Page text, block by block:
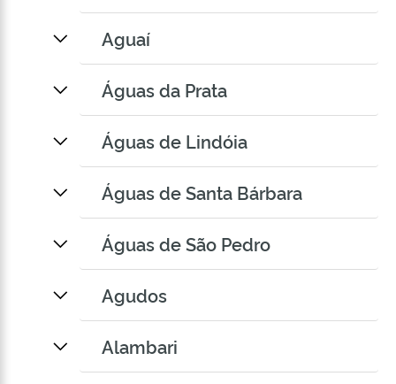
Aguaí
Águas da Prata
Águas de Lindóia
Águas de Santa Bárbara
Águas de São Pedro
Agudos
Alambari